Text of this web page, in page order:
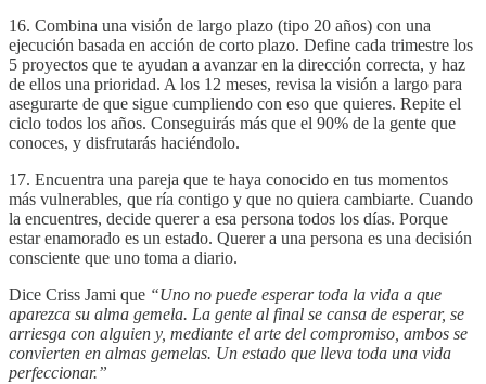
16. Combina una visión de largo plazo (tipo 20 años) con una
ejecución basada en acción de corto plazo. Define cada trimestre los
5 proyectos que te ayudan a avanzar en la dirección correcta, y haz
de ellos una prioridad. A los 12 meses, revisa la visión a largo para
asegurarte de que sigue cumpliendo con eso que quieres. Repite el
ciclo todos los años. Conseguirás más que el 90% de la gente que
conoces, y disfrutarás haciéndolo.
17. Encuentra una pareja que te haya conocido en tus momentos
más vulnerables, que ría contigo y que no quiera cambiarte. Cuando
la encuentres, decide querer a esa persona todos los días. Porque
estar enamorado es un estado. Querer a una persona es una decisión
consciente que uno toma a diario.
Dice Criss Jami que “Uno no puede esperar toda la vida a que
aparezca su alma gemela. La gente al final se cansa de esperar, se
arriesga con alguien y, mediante el arte del compromiso, ambos se
convierten en almas gemelas. Un estado que lleva toda una vida
perfeccionar.”